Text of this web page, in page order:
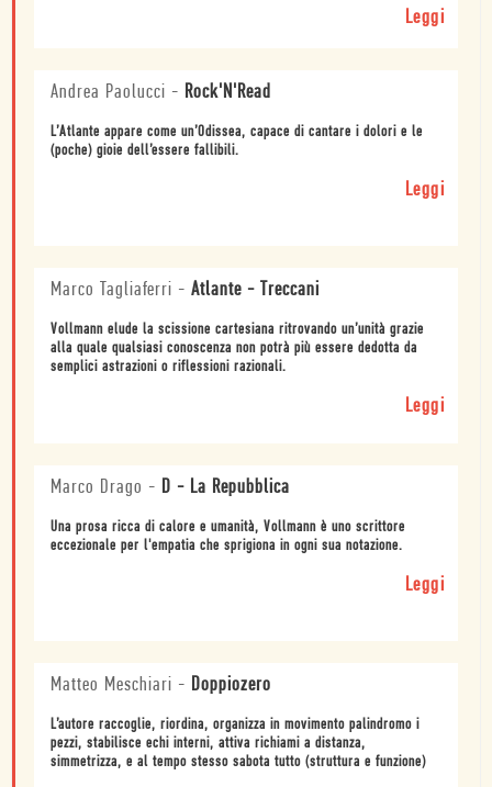
Leggi
Andrea Paolucci - Rock'N'Read
L’Atlante appare come un’Odissea, capace di cantare i dolori e le
(poche) gioie dell’essere fallibili.
Leggi
Marco Tagliaferri - Atlante - Treccani
Vollmann elude la scissione cartesiana ritrovando un’unità grazie
alla quale qualsiasi conoscenza non potrà più essere dedotta da
semplici astrazioni o riflessioni razionali.
Leggi
Marco Drago - D - La Repubblica
Una prosa ricca di calore e umanità, Vollmann è uno scrittore
eccezionale per l'empatia che sprigiona in ogni sua notazione.
Leggi
Matteo Meschiari - Doppiozero
L’autore raccoglie, riordina, organizza in movimento palindromo i
pezzi, stabilisce echi interni, attiva richiami a distanza,
simmetrizza, e al tempo stesso sabota tutto (struttura e funzione)